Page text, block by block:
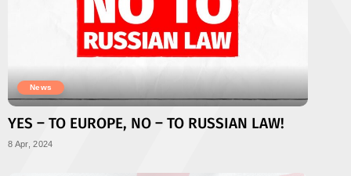
News
YES – TO EUROPE, NO – TO RUSSIAN LAW!
8 Apr, 2024